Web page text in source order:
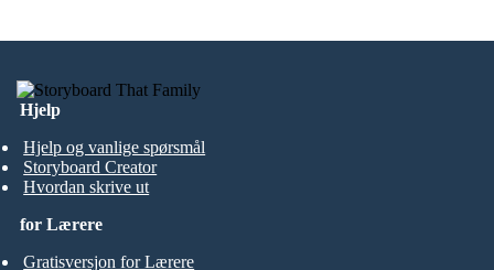
Hjelp
Hjelp og vanlige spørsmål
Storyboard Creator
Hvordan skrive ut
for Lærere
Gratisversjon for Lærere